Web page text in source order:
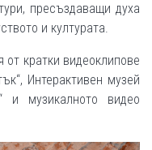
пресъздаващи духа
и културата.
кратки видеоклипове
Интерактивен музей
и музикалното видео